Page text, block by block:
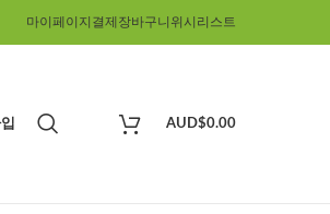
마이페이지 결제 장바구니 위시리스트
AUD$0.00